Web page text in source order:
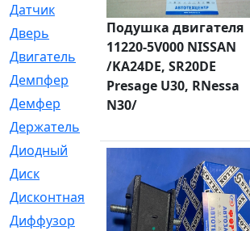
Датчик
[969]
Дверь
[249]
Двигатель
[64]
Демпфер
[2]
Демфер
Держатель
Диодный
[3]
Диск
[418]
Дисконтная
[1]
Диффузор
[1]
Подушка двигателя
11220-5V000 NISSAN
/KA24DE, SR20DE
Presage U30, RNessa
N30/